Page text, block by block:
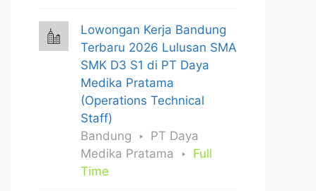
Lowongan Kerja Bandung
Terbaru 2026 Lulusan SMA
SMK D3 S1 di PT Daya
Medika Pratama
(Operations Technical
Staff)
Bandung
PT Daya
Medika Pratama
Full
Time